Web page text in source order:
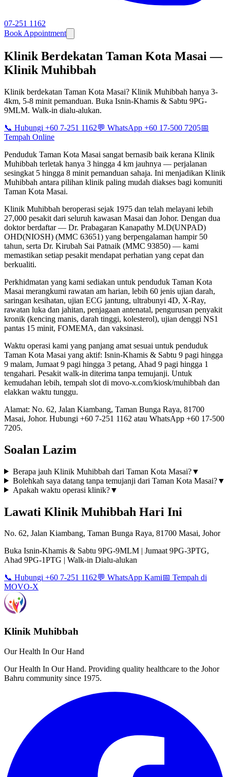
07-251 1162
Book Appointment
Klinik Berdekatan Taman Kota Masai —
Klinik Muhibbah
Klinik berdekatan Taman Kota Masai? Klinik Muhibbah hanya 3-
4km, 5-8 minit pemanduan. Buka Isnin-Khamis & Sabtu 9PG-
9MLM. Walk-in dialu-alukan.
📞 Hubungi +60 7-251 1162💬 WhatsApp +60 17-500 7205📅
Tempah Online
Penduduk Taman Kota Masai sangat bernasib baik kerana Klinik
Muhibbah terletak hanya 3 hingga 4 km jauhnya — perjalanan
sesingkat 5 hingga 8 minit pemanduan sahaja. Ini menjadikan Klinik
Muhibbah antara pilihan klinik paling mudah diakses bagi komuniti
Taman Kota Masai.
Klinik Muhibbah beroperasi sejak 1975 dan telah melayani lebih
27,000 pesakit dari seluruh kawasan Masai dan Johor. Dengan dua
doktor berdaftar — Dr. Prabagaran Kanapathy M.D(UNPAD)
OHD(NIOSH) (MMC 63651) yang berpengalaman hampir 50
tahun, serta Dr. Kirubah Sai Patnaik (MMC 93850) — kami
memastikan setiap pesakit mendapat perhatian yang cepat dan
berkualiti.
Perkhidmatan yang kami sediakan untuk penduduk Taman Kota
Masai merangkumi rawatan am harian, lebih 60 jenis ujian darah,
saringan kesihatan, ujian ECG jantung, ultrabunyi 4D, X-Ray,
rawatan luka dan jahitan, penjagaan antenatal, pengurusan penyakit
kronik (kencing manis, darah tinggi, kolesterol), ujian denggi NS1
pantas 15 minit, FOMEMA, dan vaksinasi.
Waktu operasi kami yang panjang amat sesuai untuk penduduk
Taman Kota Masai yang aktif: Isnin-Khamis & Sabtu 9 pagi hingga
9 malam, Jumaat 9 pagi hingga 3 petang, Ahad 9 pagi hingga 1
tengahari. Pesakit walk-in diterima tanpa temujanji. Untuk
kemudahan lebih, tempah slot di movo-x.com/kiosk/muhibbah dan
elakkan waktu tunggu.
Alamat: No. 62, Jalan Kiambang, Taman Bunga Raya, 81700
Masai, Johor. Hubungi +60 7-251 1162 atau WhatsApp +60 17-500
7205.
Soalan Lazim
Berapa jauh Klinik Muhibbah dari Taman Kota Masai?▼
Bolehkah saya datang tanpa temujanji dari Taman Kota Masai?▼
Apakah waktu operasi klinik?▼
Lawati Klinik Muhibbah Hari Ini
No. 62, Jalan Kiambang, Taman Bunga Raya, 81700 Masai, Johor
Buka Isnin-Khamis & Sabtu 9PG-9MLM | Jumaat 9PG-3PTG,
Ahad 9PG-1PTG | Walk-in Dialu-alukan
📞 Hubungi +60 7-251 1162💬 WhatsApp Kami📅 Tempah di
MOVO-X
Klinik Muhibbah
Our Health In Our Hand
Our Health In Our Hand. Providing quality healthcare to the Johor
Bahru community since 1975.